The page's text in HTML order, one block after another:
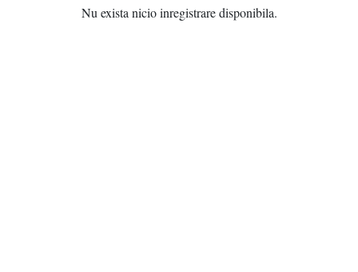
Nu exista nicio inregistrare disponibila.